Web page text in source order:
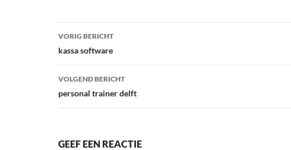
Bericht
navigatie
VORIG BERICHT
kassa software
VOLGEND BERICHT
personal trainer delft
GEEF EEN REACTIE